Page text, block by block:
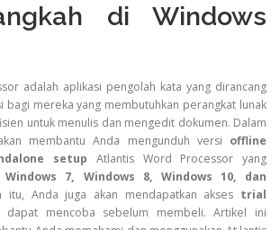
di Windows
adalah aplikasi pengolah kata yang dirancang
bagi mereka yang membutuhkan perangkat lunak
untuk menulis dan mengedit dokumen. Dalam
membantu Anda mengunduh versi offline
setup Atlantis Word Processor yang
Windows 7, Windows 8, Windows 10, dan
itu, Anda juga akan mendapatkan akses trial
dapat mencoba sebelum membeli. Artikel ini